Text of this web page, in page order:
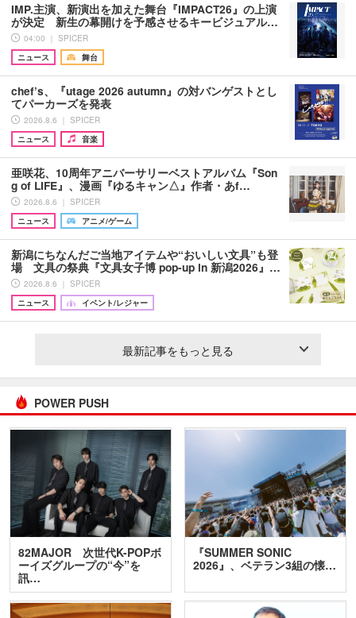
IMP.主演、新演出を加えた舞台『IMPACT26』の上演
が決定 新生の幕開けを予感させるキービジュアル…
04:00 ｜ SPICER
ニュース
舞台
chef’s、『utage 2026 autumn』の対バンゲストとし
てパーカーズを発表
2026.8.6 ｜ SPICER
ニュース
音楽
亜咲花、10周年アニバーサリーベストアルバム『Son
g of LIFE』、漫画『ゆるキャン△』作者・あf…
2026.8.6 ｜ SPICER
ニュース
アニメ/ゲーム
新潟にちなんだご当地アイテムや“おいしい文具”も登
場 文具の祭典『文具女子博 pop-up in 新潟2026』…
2026.8.6 ｜ SPICER
ニュース
イベント/レジャー
最新記事をもっと見る
POWER PUSH
82MAJOR 次世代K-POPボ
ーイズグループの“今”を
訊…
『SUMMER SONIC
2026』、ベテラン3組の懐…